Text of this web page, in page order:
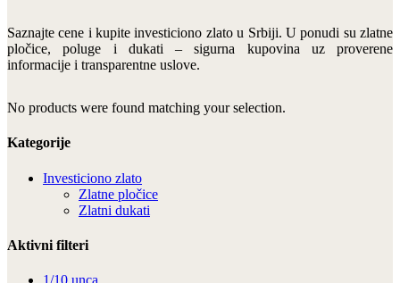
Saznajte cene i kupite investiciono zlato u Srbiji. U ponudi su zlatne
pločice, poluge i dukati – sigurna kupovina uz proverene
informacije i transparentne uslove.
No products were found matching your selection.
Kategorije
Investiciono zlato
Zlatne pločice
Zlatni dukati
Aktivni filteri